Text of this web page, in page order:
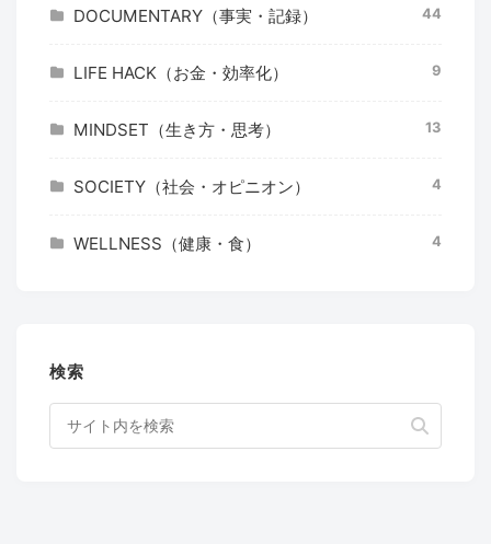
DOCUMENTARY（事実・記録） 44
LIFE HACK（お金・効率化） 9
MINDSET（生き方・思考） 13
SOCIETY（社会・オピニオン） 4
WELLNESS（健康・食） 4
検索